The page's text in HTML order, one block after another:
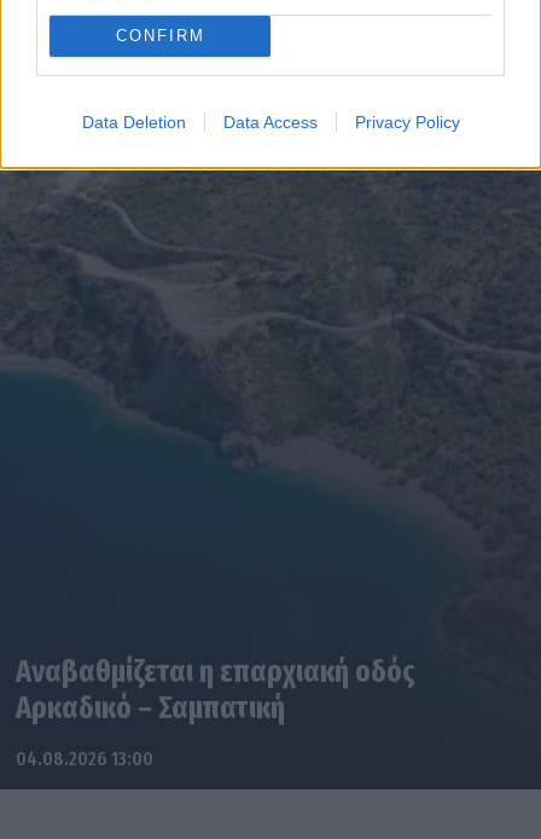
CONFIRM
Data Deletion Data Access Privacy Policy
Αναβαθμίζεται η επαρχιακή οδός
Αρκαδικό – Σαμπατική
04.08.2026 13:00